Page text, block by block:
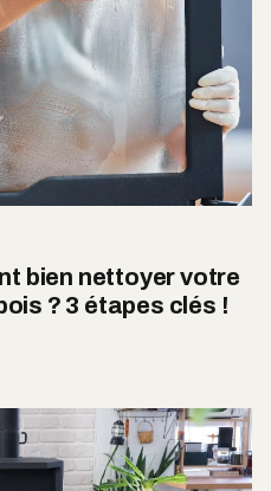
bien nettoyer votre
? 3 étapes clés !